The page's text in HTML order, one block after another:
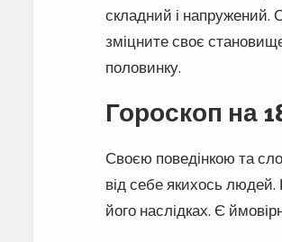
складний і напружений.
зміцните своє
половинку.
Гороскоп на
Своєю поведінкою та
від себе якихось людей.
його наслідках. Є